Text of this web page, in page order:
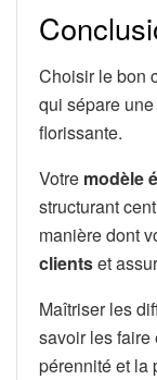
Choisir le bon
qui sépare
florissante.
Votre modèle
structurant
manière dont
clientset
Maîtriser les
savoir les
pérennité et la